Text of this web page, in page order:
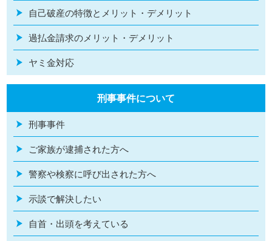
自己破産の特徴とメリット・デメリット
過払金請求のメリット・デメリット
ヤミ金対応
刑事事件について
刑事事件
ご家族が逮捕された方へ
警察や検察に呼び出された方へ
示談で解決したい
自首・出頭を考えている